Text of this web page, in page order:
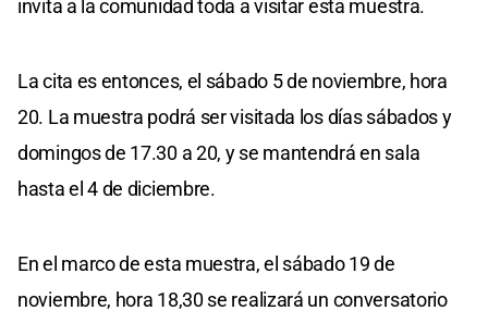
invita a la comunidad toda a visitar esta muestra.
La cita es entonces, el sábado 5 de noviembre, hora
20. La muestra podrá ser visitada los días sábados y
domingos de 17.30 a 20, y se mantendrá en sala
hasta el 4 de diciembre.
En el marco de esta muestra, el sábado 19 de
noviembre, hora 18,30 se realizará un conversatorio